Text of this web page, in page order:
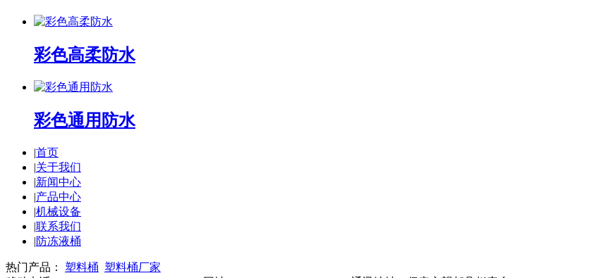
彩色高柔防水
彩色通用防水
|首页
|关于我们
|新闻中心
|产品中心
|机械设备
|联系我们
|防冻液桶
热门产品： 塑料桶 塑料桶厂家